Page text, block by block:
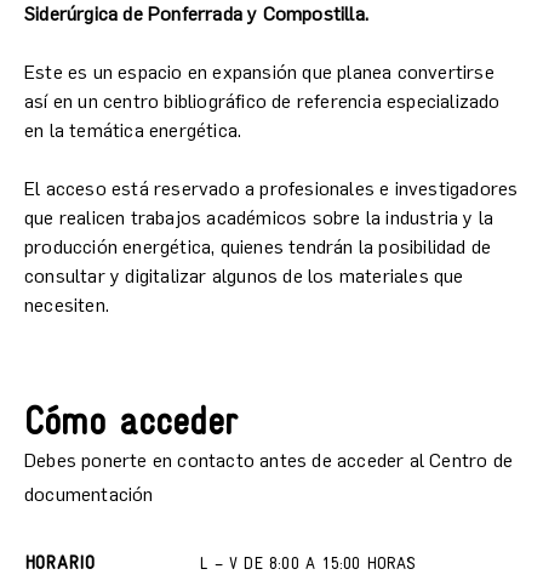
Siderúrgica de Ponferrada y Compostilla.
Este es un espacio en expansión que planea convertirse
así en un centro bibliográfico de referencia especializado
en la temática energética.
El acceso está reservado a profesionales e investigadores
que realicen trabajos académicos sobre la industria y la
producción energética, quienes tendrán la posibilidad de
consultar y digitalizar algunos de los materiales que
necesiten.
Cómo acceder
Debes ponerte en contacto antes de acceder al Centro de
documentación
HORARIOL – V DE 8:00 A 15:00 HORAS